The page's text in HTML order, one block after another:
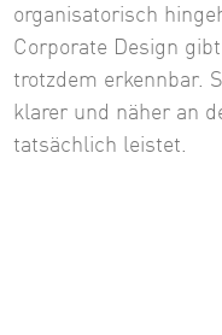
organisatorisch
Corporate Design
trotzdem erkennbar.
klarer und näher an
tatsächlich leistet.